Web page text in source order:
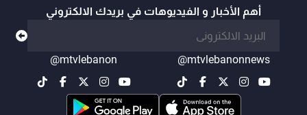
أهم الأخبار و الفيديوهات في بريدك الالكتروني
@mtvlebanonnews
@mtvlebanon